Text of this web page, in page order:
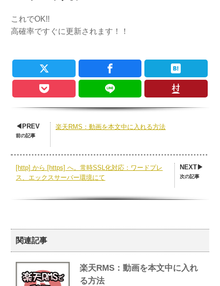
これでOK!!
高確率ですぐに更新されます！！
◀PREV
前の記事
楽天RMS：動画を本文中に入れる方法
NEXT▶
次の記事
[http] から [https] へ。常時SSL化対応：ワードプレ
ス、エックスサーバー環境にて
関連記事
楽天RMS：動画を本文中に入れ
る方法